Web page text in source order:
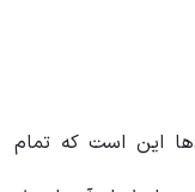
این است که تمام